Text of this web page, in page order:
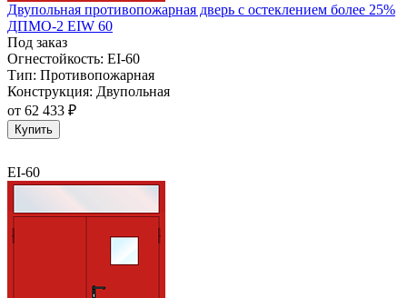
Двупольная противопожарная дверь с остеклением более 25%
ДПМО-2 EIW 60
Под заказ
Огнестойкость: EI-60
Тип: Противопожарная
Конструкция: Двупольная
от 62 433 ₽
Купить
EI-60